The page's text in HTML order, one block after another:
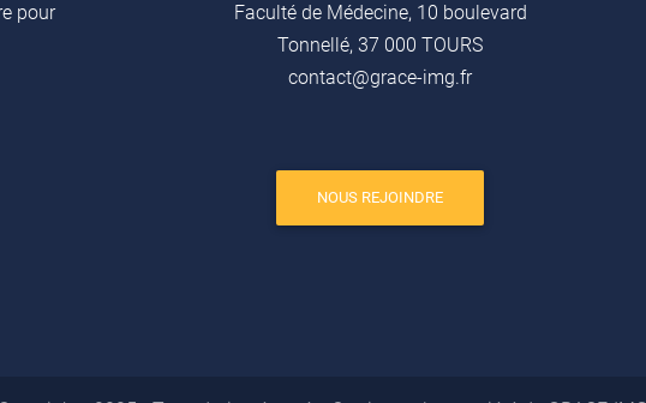
pour
Faculté de Médecine, 10 boulevard
Tonnellé, 37 000 TOURS
contact@grace-img.fr
NOUS REJOINDRE